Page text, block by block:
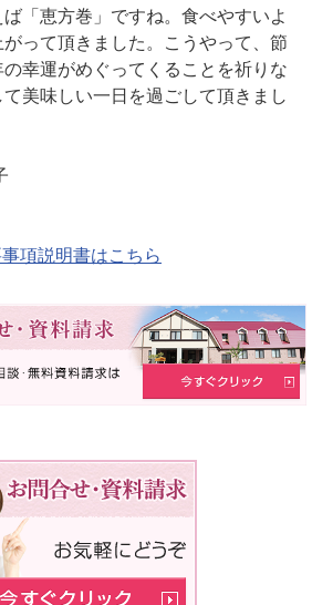
「恵方巻」ですね。食べやすいよ
って頂きました。こうやって、節
幸運がめぐってくることを祈りな
美味しい一日を過ごして頂きまし
項説明書はこちら